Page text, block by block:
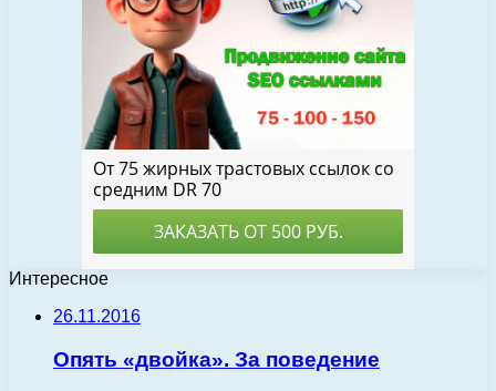
Интересное
26.11.2016
Опять «двойка». За поведение